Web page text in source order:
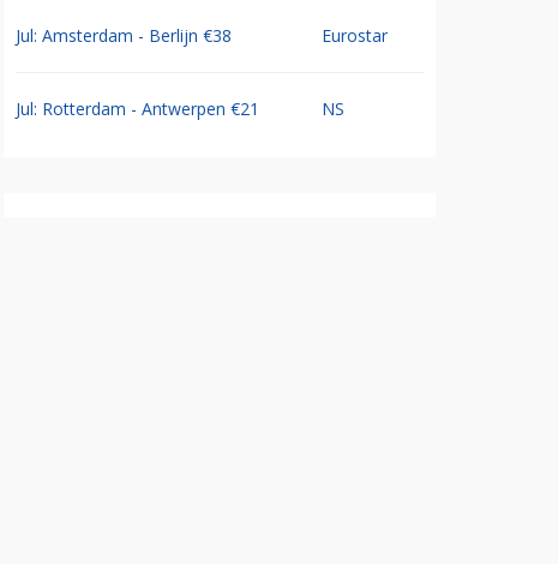
Jul: Amsterdam - Berlijn €38 Eurostar
Jul: Rotterdam - Antwerpen €21 NS